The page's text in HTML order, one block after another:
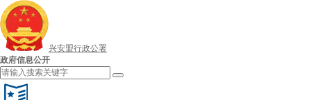
兴安盟行政公署
政府信息公开